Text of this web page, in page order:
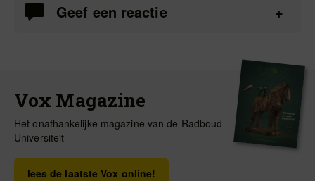
Geef een reactie
Vox Magazine
Het onafhankelijke magazine van de Radboud
Universiteit
lees de laatste Vox online!